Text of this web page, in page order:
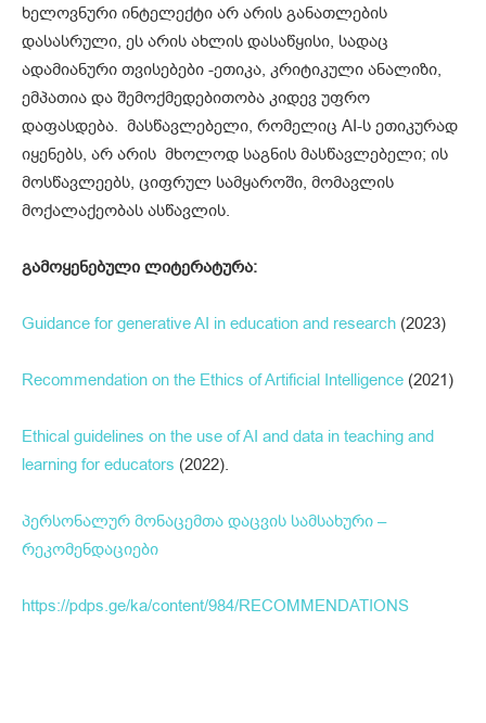
ხელოვნური ინტელექტი არ არის განათლების
დასასრული, ეს არის ახლის დასაწყისი, სადაც
ადამიანური თვისებები -ეთიკა, კრიტიკული ანალიზი,
ემპათია და შემოქმედებითობა კიდევ უფრო
დაფასდება. მასწავლებელი, რომელიც AI-ს ეთიკურად
იყენებს, არ არის მხოლოდ საგნის მასწავლებელი; ის
მოსწავლეებს, ციფრულ სამყაროში, მომავლის
მოქალაქეობას ასწავლის.
გამოყენებული ლიტერატურა:
Guidance for generative AI in education and research (2023)
Recommendation on the Ethics of Artificial Intelligence (2021)
Ethical guidelines on the use of AI and data in teaching and
learning for educators (2022).
პერსონალურ მონაცემთა დაცვის სამსახური –
რეკომენდაციები
https://pdps.ge/ka/content/984/RECOMMENDATIONS